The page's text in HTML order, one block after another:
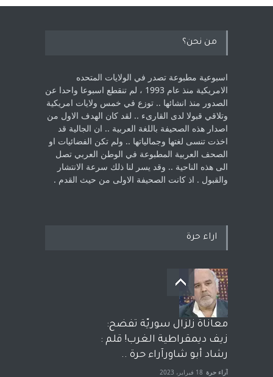
من نحن؟
اسبوعية مطبوعة تصدر في الولايات المتحده
الامريكية منذ عام 1993 ، لم ‏تنقطع اسبوعا واحدا عن
الصدور منذ انشائها .. توزع في خمس ولايات امريكية
‏وتلاقي قبولا لدى القارىء ..‏ لقد كان الهدف الاول من
اصدار هذه الصحيفة باللغة العربية .. ان الجالية قد
اخذت ‏تنسى لغتها وجمالياتها .. ولم تكن الفضائيات او
الصحف العربية المطبوعة في الوطن ‏العربي تصل
الى هذه الناحية .. وقد يسر لنا ذلك سرعة الانتشار
والقبول . اذ كانت ‏الصحيفة الاولى من حيث القدم . ‏
اراء حرة
معاناة زلزال سوريّة تفضح:
زيف ديمقراطية الغرب! قلم :
رشاد أبو شاورآراء حرة ..
آراء حرة 18 فبراير، 2023